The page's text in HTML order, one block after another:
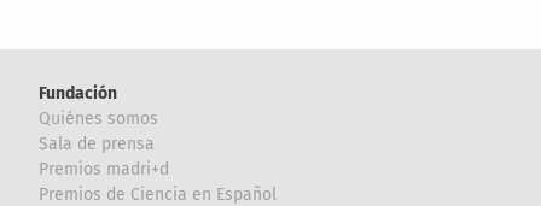
Fundación
Quiénes somos
Sala de prensa
Premios madri+d
Premios de Ciencia en Español